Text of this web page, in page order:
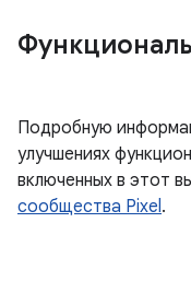
Подробную
улучшениях
включенных в этот
сообщества Pixel.